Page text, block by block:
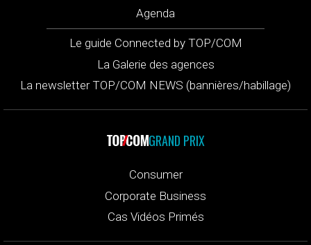
Agenda
Le guide Connected by TOP/COM
La Galerie des agences
La newsletter TOP/COM NEWS (bannières/habillage)
GRAND PRIX
Consumer
Corporate Business
Cas Vidéos Primés